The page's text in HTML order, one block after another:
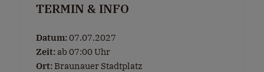
TERMIN & INFO
Datum:07.07.2027
Zeit: ab 07:00 Uhr
Ort: Braunauer Stadtplatz